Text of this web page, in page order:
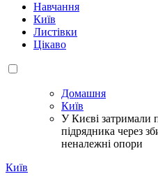
Навчання
Київ
Листівки
Цікаво
Домашня
Київ
У Києві затримали
підрядника через
неналежні опори
Київ